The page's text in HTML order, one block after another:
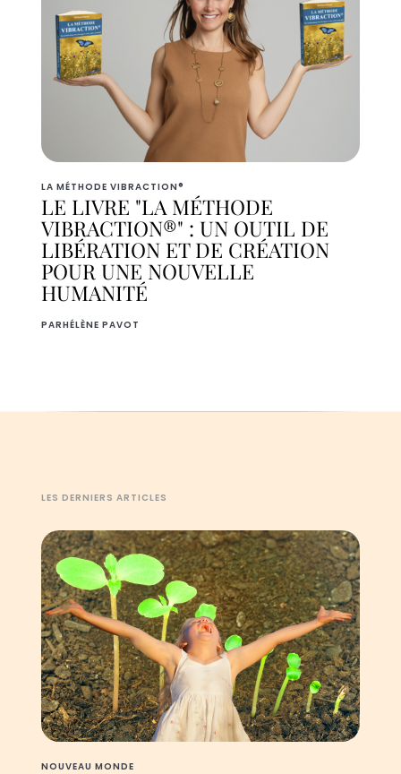
LA MÉTHODE VIBRACTION®
LE LIVRE "LA MÉTHODE
VIBRACTION®" : UN OUTIL DE
LIBÉRATION ET DE CRÉATION
POUR UNE NOUVELLE
HUMANITÉ
PARHÉLÈNE PAVOT
LES DERNIERS ARTICLES
NOUVEAU MONDE